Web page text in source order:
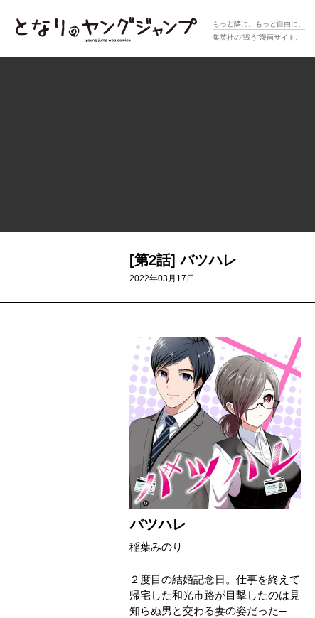
となりのヤングジャンプ
もっと隣に。もっと自由に。
集英社の“戦う”漫画サイト。
[第2話] バツハレ
2022年03月17日
バツハレ
稲葉みのり
２度目の結婚記念日。仕事を終えて
帰宅した和光市路が目撃したのは見
知らぬ男と交わる妻の姿だった─